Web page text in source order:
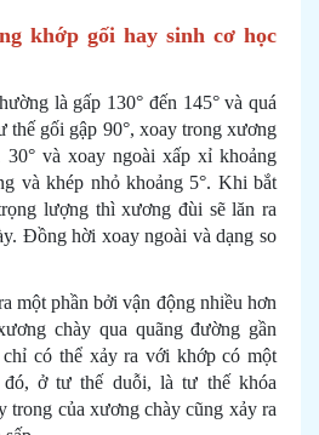
khớp gối hay sinh cơ học
là gấp 130° đến 145° và quá
thế gối gập 90°, xoay trong xương
30° và xoay ngoài xấp xỉ khoảng
và khép nhỏ khoảng 5°. Khi bắt
lượng thì xương đùi sẽ lăn ra
Đồng hời xoay ngoài và dạng so
một phần bởi vận động nhiều hơn
chày qua quãng đường gần
có thể xảy ra với khớp có một
ở tư thế duỗi, là tư thế khóa
trong của xương chày cũng xảy ra